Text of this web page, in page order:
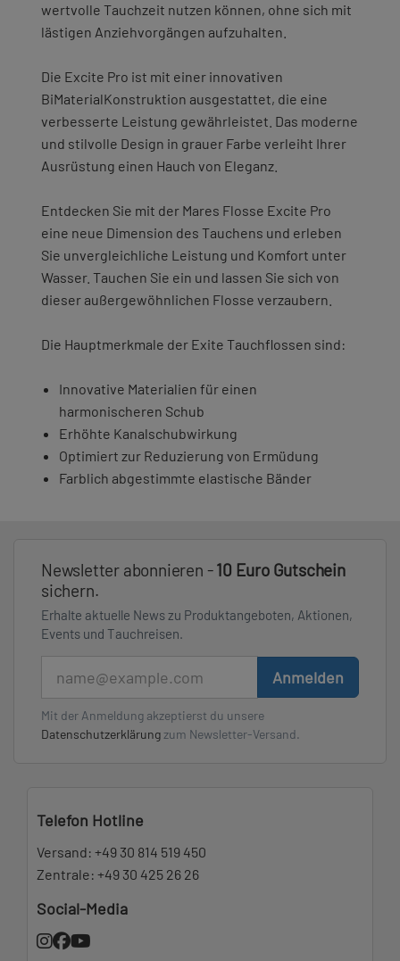
wertvolle Tauchzeit nutzen können, ohne sich mit
lästigen Anziehvorgängen aufzuhalten.
Die Excite Pro ist mit einer innovativen
BiMaterialKonstruktion ausgestattet, die eine
verbesserte Leistung gewährleistet. Das moderne
und stilvolle Design in grauer Farbe verleiht Ihrer
Ausrüstung einen Hauch von Eleganz.
Entdecken Sie mit der Mares Flosse Excite Pro
eine neue Dimension des Tauchens und erleben
Sie unvergleichliche Leistung und Komfort unter
Wasser. Tauchen Sie ein und lassen Sie sich von
dieser außergewöhnlichen Flosse verzaubern.
Die Hauptmerkmale der Exite Tauchflossen sind:
Innovative Materialien für einen
harmonischeren Schub
Erhöhte Kanalschubwirkung
Optimiert zur Reduzierung von Ermüdung
Farblich abgestimmte elastische Bänder
Newsletter abonnieren -10 Euro Gutschein
sichern.
Erhalte aktuelle News zu Produktangeboten, Aktionen,
Events und Tauchreisen.
Anmelden
Mit der Anmeldung akzeptierst du unsere
Datenschutzerklärung zum Newsletter-Versand.
Telefon Hotline
Versand: +49 30 814 519 450
Zentrale: +49 30 425 26 26
Social-Media